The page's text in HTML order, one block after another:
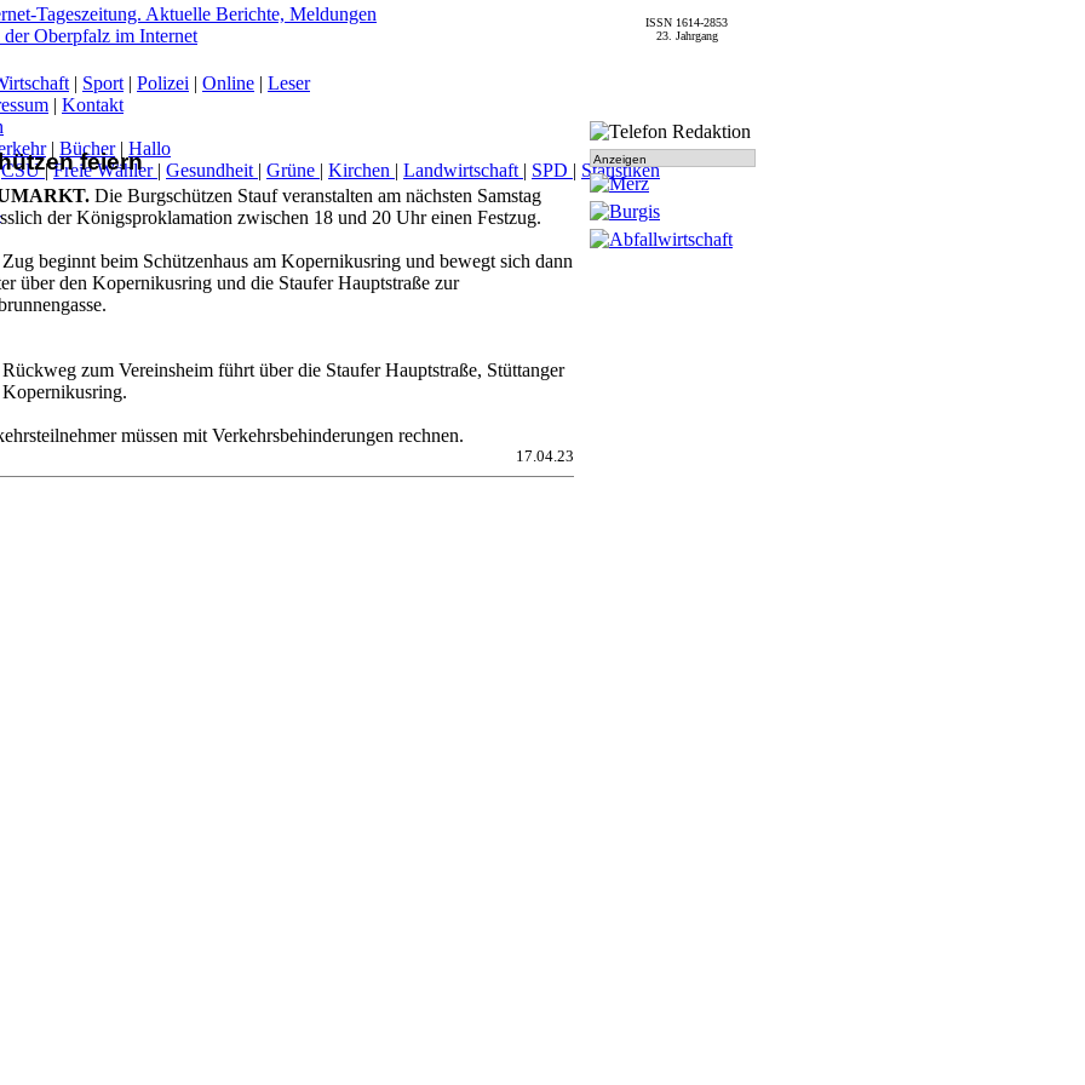
feiern
Die Burgschützen Stauf veranstalten am nächsten Samstag
der Königsproklamation zwischen 18 und 20 Uhr einen Festzug.
beginnt beim Schützenhaus am Kopernikusring und bewegt sich dann
über den Kopernikusring und die Staufer Hauptstraße zur
zum Vereinsheim führt über die Staufer Hauptstraße, Stüttanger
müssen mit Verkehrsbehinderungen rechnen.
17.04.23
Anzeigen
ISSN 1614-2853
23. Jahrgang
| Sport | Polizei | Online | Leser
| Kontakt
| Bücher| Hallo
CSU|Freie Wähler | Gesundheit | Grüne | Kirchen | Landwirtschaft | SPD | Statistiken